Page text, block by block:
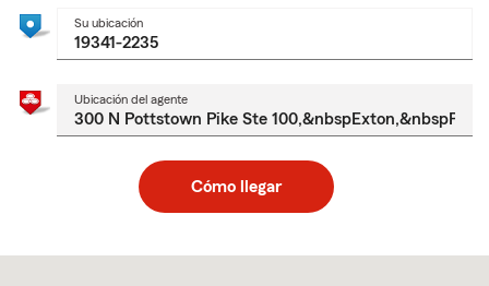
Su ubicación
Ubicación del agente
Cómo llegar
to